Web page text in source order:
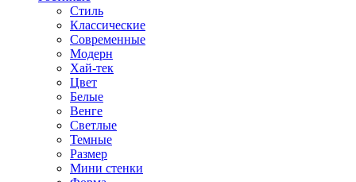
Стиль
Классические
Современные
Модерн
Хай-тек
Цвет
Белые
Венге
Светлые
Темные
Размер
Мини стенки